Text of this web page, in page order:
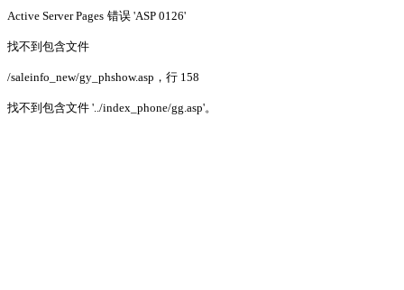
Active Server Pages 错误 'ASP 0126'
找不到包含文件
/saleinfo_new/gy_phshow.asp ，行 158
找不到包含文件 '../index_phone/gg.asp'。